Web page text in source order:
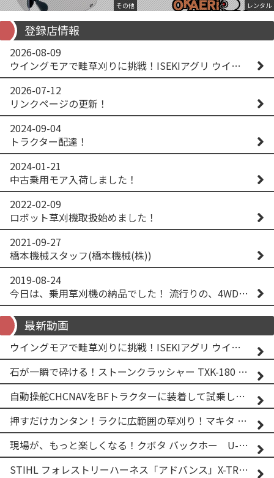
その他 レンタル
登録店情報
2026-08-09
ウイングモアで畦草刈りに挑戦！ISEKIアグリ ウイングモア WM746AF
2026-07-12
リンクページの更新！
2024-09-04
トラクター配達！
2024-01-21
中古乗用モア入荷しました！
2022-02-09
ロボット草刈機取扱始めました！
2021-09-27
橋本機械スタッフ(橋本機械(株))
2019-08-24
今日は、乗用草刈機の納品でした！ 流行りの、4WD！ #イセキアグリ #オーレック #四駆 #増税間近
最新動画
ウイングモアで畦草刈りに挑戦！ISEKIアグリ ウイングモア WM746AF
石が一瞬で砕ける！ストーンクラッシャー TXK-180 実演
自動操舵CHCNAVをBFトラクターに装着して試乗してみた！！ CHCNAV NX610
押すだけカンタン！ラクに広範囲の草刈り！マキタ バッテリー式草刈り機 MUG001G 2
現場が、もっと楽しくなる！クボタ バックホー U-25-3A
STIHL フォレストリーハーネス「アドバンス」X-TREEm